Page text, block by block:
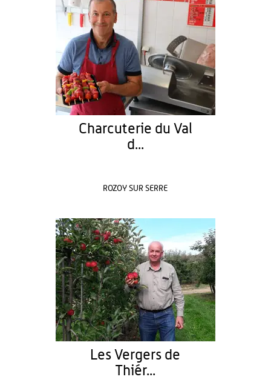
Charcuterie du Val
d...
ROZOY SUR SERRE
Les Vergers de
Thiér...